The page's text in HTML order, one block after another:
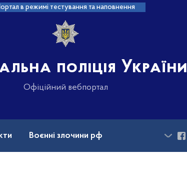
в режимі тестування та наповнення
поліція України
Офіційний вебпортал
Воєнні злочини рф